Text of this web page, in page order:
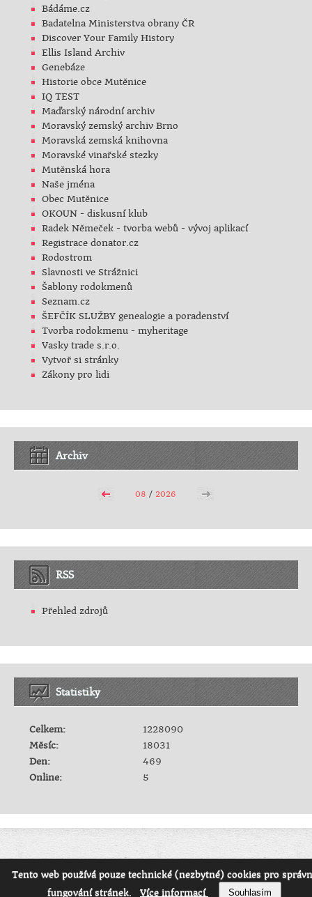
Tento web používá pouze technické (nezbytné) cookies pro
fungování stránek.
Více informací Souhlasím
Bádáme.cz
Badatelna Ministerstva obrany ČR
Discover Your Family History
Ellis Island Archiv
Genebáze
Historie obce Mutěnice
IQ TEST
Maďarský národní archiv
Moravský zemský archiv Brno
Moravská zemská knihovna
Moravské vinařské stezky
Mutěnská hora
Naše jména
Obec Mutěnice
OKOUN - diskusní klub
Radek Němeček - tvorba webů - vývoj aplikací
Registrace donator.cz
Rodostrom
Slavnosti ve Strážnici
Šablony rodokmenů
Seznam.cz
ŠEFČÍK SLUŽBY genealogie a poradenství
Tvorba rodokmenu - myheritage
Vasky trade s.r.o.
Vytvoř si stránky
Zákony pro lidi
Archiv
08 /2026
RSS
Přehled zdrojů
Statistiky
Online: 5
Celkem:
1228090
Měsíc:
18031
Den:
469
Nahoru ↑